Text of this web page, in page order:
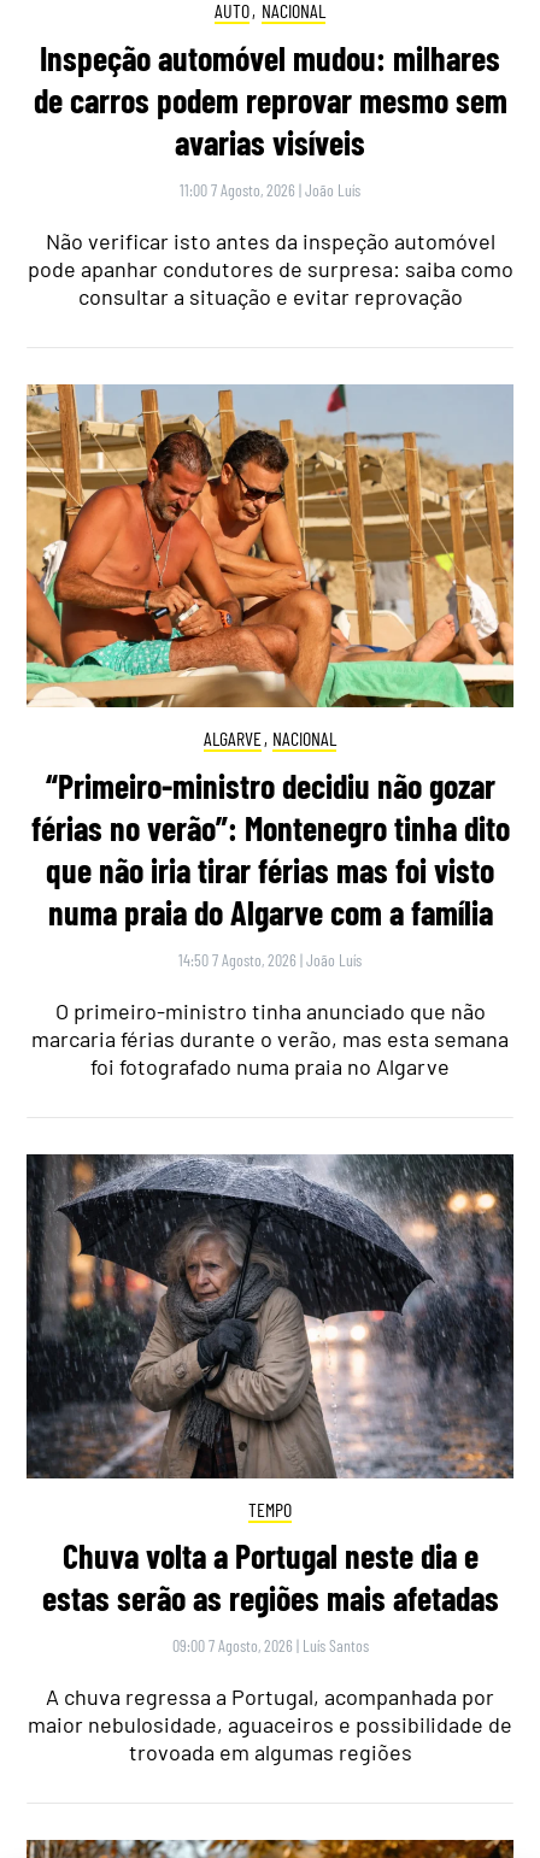
AUTO, NACIONAL
Inspeção automóvel mudou: milhares
de carros podem reprovar mesmo sem
avarias visíveis
11:00 7 Agosto, 2026 |João Luís
Não verificar isto antes da inspeção automóvel
pode apanhar condutores de surpresa: saiba como
consultar a situação e evitar reprovação
ALGARVE, NACIONAL
“Primeiro-ministro decidiu não gozar
férias no verão”: Montenegro tinha dito
que não iria tirar férias mas foi visto
numa praia do Algarve com a família
14:50 7 Agosto, 2026 |João Luís
O primeiro-ministro tinha anunciado que não
marcaria férias durante o verão, mas esta semana
foi fotografado numa praia no Algarve
TEMPO
Chuva volta a Portugal neste dia e
estas serão as regiões mais afetadas
09:00 7 Agosto, 2026 | Luís Santos
A chuva regressa a Portugal, acompanhada por
maior nebulosidade, aguaceiros e possibilidade de
trovoada em algumas regiões